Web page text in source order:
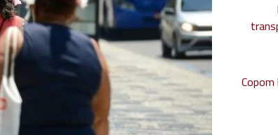
Copom